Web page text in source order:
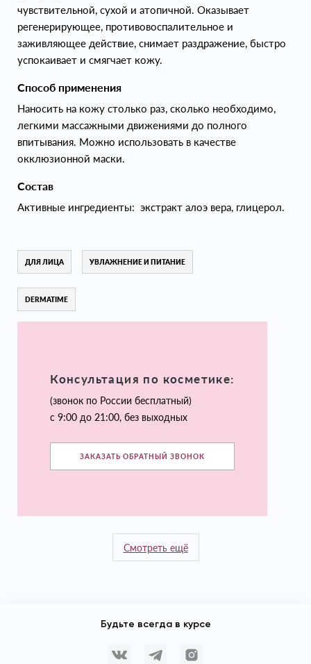
чувствительной, сухой и атопичной. Оказывает
регенерирующее, противовоспалительное и
заживляющее действие, снимает раздражение, быстро
успокаивает и смягчает кожу.
Способ применения
Наносить на кожу столько раз, сколько необходимо,
легкими массажными движениями до полного
впитывания. Можно использовать в качестве
окклюзионной маски.
Состав
Активные ингредиенты: экстракт алоэ вера, глицерол.
ДЛЯ ЛИЦА УВЛАЖНЕНИЕ И ПИТАНИЕ
DERMATIME
Консультация по косметике:
(звонок по России бесплатный)
с 9:00 до 21:00, без выходных
ЗАКАЗАТЬ ОБРАТНЫЙ ЗВОНОК
Смотреть ещё
Будьте всегда в курсе